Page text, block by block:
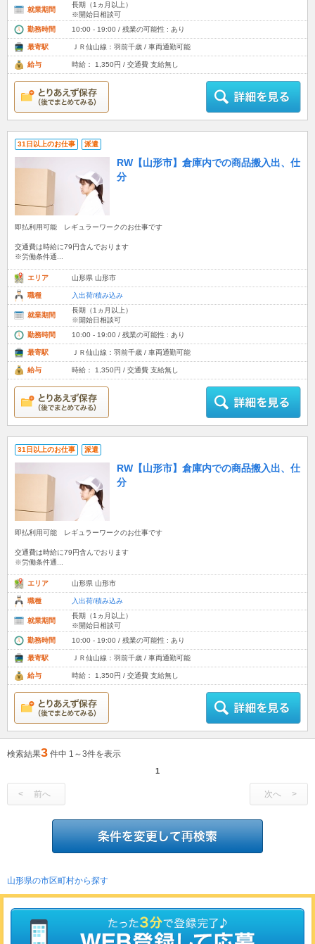
就業期間
長期（1ヵ月以上）
※開始日相談可
勤務時間
10:00 - 19:00 / 残業の可能性 : あり
最寄駅 ＪＲ仙山線：羽前千歳 / 車両通勤可能
給与 時給： 1,350円 / 交通費 支給無し
31日以上のお仕事 派遣
RW【山形市】倉庫内での商品搬入出、仕
分
即払利用可能 レギュラーワークのお仕事です
交通費は時給に79円含んでおります
※労働条件通...
エリア 山形県 山形市
職種 入出荷/積み込み
就業期間
長期（1ヵ月以上）
※開始日相談可
勤務時間
10:00 - 19:00 / 残業の可能性 : あり
最寄駅 ＪＲ仙山線：羽前千歳 / 車両通勤可能
給与 時給： 1,350円 / 交通費 支給無し
31日以上のお仕事 派遣
RW【山形市】倉庫内での商品搬入出、仕
分
即払利用可能 レギュラーワークのお仕事です
交通費は時給に79円含んでおります
※労働条件通...
エリア 山形県 山形市
職種 入出荷/積み込み
就業期間
長期（1ヵ月以上）
※開始日相談可
勤務時間
10:00 - 19:00 / 残業の可能性 : あり
最寄駅 ＪＲ仙山線：羽前千歳 / 車両通勤可能
給与 時給： 1,350円 / 交通費 支給無し
検索結果3 件中 1～3件を表示
1
前へ 次へ
山形県の市区町村から探す